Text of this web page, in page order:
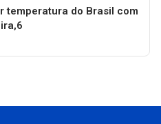
temperatura do Brasil com